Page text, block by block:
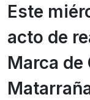
Este
acto de
Marca